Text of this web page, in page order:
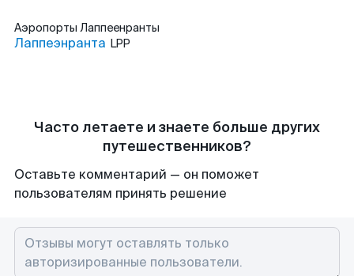
Аэропорты Лаппеенранты
Лаппеэнранта LPP
Часто летаете и знаете больше других
путешественников?
Оставьте комментарий — он поможет
пользователям принять решение